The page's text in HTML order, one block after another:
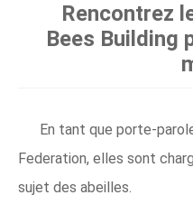
Rencontrez
Bees Building
En tant que porte-
Federation, elles sont
sujet des abeilles.